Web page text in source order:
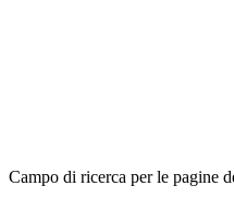
Campo di ricerca per le pagine